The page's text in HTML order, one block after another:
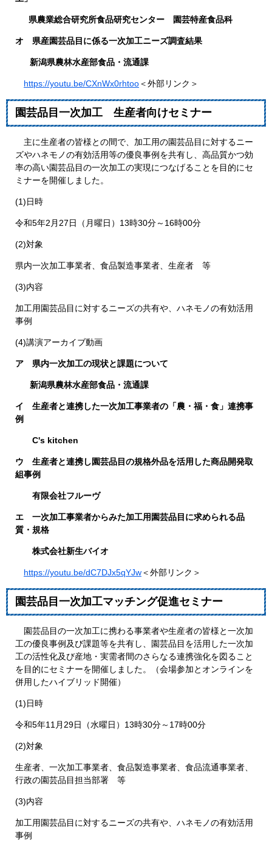
県農業総合研究所食品研究センター 園芸特産食品科​
オ ​県産園芸品目に係る一次加工ニーズ調査結果​
新潟県農林水産部食品・流通課​ ​​
https://youtu.be/CXnWx0rhtoo＜外部リンク＞
園芸品目一次加工 生産者向けセミナー
主に生産者の皆様との間で、加工用の園芸品目に対するニー
ズやハネモノの有効活用等の優良事例を共有し、高品質かつ効
率の高い園芸品目の一次加工の実現につなげることを目的にセ
ミナーを開催しました。
(1)日時
令和5年2月27日（月曜日）13時30分～16時00分
(2)対象
県内一次加工事業者、食品製造事業者、生産者 等
(3)内容
加工用園芸品目に対するニーズの共有や、ハネモノの有効活用
事例
(4)講演アーカイブ動画
ア 県内一次加工の現状と課題について​
新潟県農林水産部食品・流通課
イ ​生産者と連携した一次加工事業者の「農・福・食」連携事
例
C's kitchen
ウ 生産者と連携し園芸品目の規格外品を活用した商品開発取
組事例
有限会社フルーヴ
エ 一次加工事業者からみた加工用園芸品目に求められる品
質・規格
株式会社新生バイオ
https://youtu.be/dC7DJx5qYJw＜外部リンク＞
園芸品目一次加工マッチング促進セミナー
園芸品目の一次加工に携わる事業者や生産者の皆様と一次加
工の優良事例及び課題等を共有し、園芸品目を活用した一次加
工の活性化及び産地・実需者間のさらなる連携強化を図ること
を目的にセミナーを開催しました。（会場参加とオンラインを
併用したハイブリッド開催）
(1)日時
令和5年11月29日（水曜日）13時30分～17時00分
(2)対象
生産者、一次加工事業者、食品製造事業者、食品流通事業者、
行政の園芸品目担当部署 等
(3)内容
加工用園芸品目に対するニーズの共有や、ハネモノの有効活用
事例